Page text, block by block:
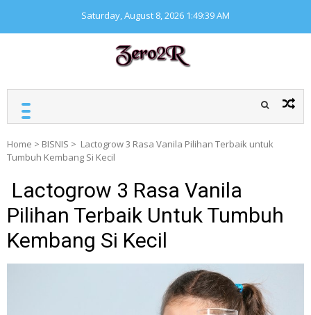
content
Saturday, August 8, 2026 1:49:39 AM
Home > BISNIS > Lactogrow 3 Rasa Vanila Pilihan Terbaik untuk
Tumbuh Kembang Si Kecil
Lactogrow 3 Rasa Vanila
Pilihan Terbaik Untuk Tumbuh
Kembang Si Kecil